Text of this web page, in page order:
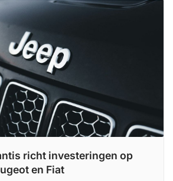
richt investeringen op
en Fiat